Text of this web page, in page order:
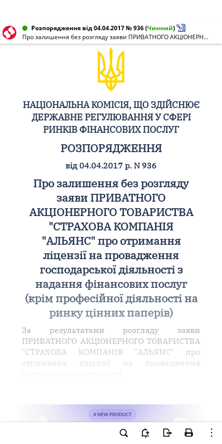
Розпорядження від 04.04.2017 № 936(Чинний)
Про залишення без розгляду заяви ПРИВАТНОГО АКЦІОНЕРНОГО ТОВАРИСТВА "СТРАХОВА КОМПАНІЯ "АЛЬЯНС" про отримання ліцензії на провадження господарської діяльності з надання фінансових послуг (крім професійної діяльності на ринку цінних паперів)
НАЦІОНАЛЬНА КОМІСІЯ, ЩО ЗДІЙСНЮЄ
ДЕРЖАВНЕ РЕГУЛЮВАННЯ У СФЕРІ
РИНКІВ ФІНАНСОВИХ ПОСЛУГ
РОЗПОРЯДЖЕННЯ
від 04.04.2017 р. N 936
Про залишення без розгляду
заяви ПРИВАТНОГО
АКЦІОНЕРНОГО ТОВАРИСТВА
"СТРАХОВА КОМПАНІЯ
"АЛЬЯНС" про отримання
ліцензії на провадження
господарської діяльності з
надання фінансових послуг
(крім професійної діяльності на
ринку цінних паперів)
За результатами розгляду заяви
ПРИВАТНОГО АКЦІОНЕРНОГО ТОВАРИСТВА
"СТРАХОВА КОМПАНІЯ "АЛЬЯНС" про
отримання ліцензії на провадження